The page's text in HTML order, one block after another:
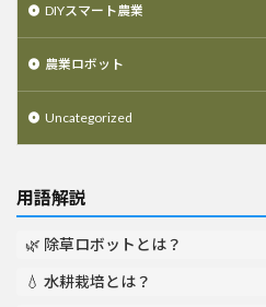
DIYスマート農業
農業ロボット
Uncategorized
用語解説
🌿 除草ロボットとは？
💧 水耕栽培とは？